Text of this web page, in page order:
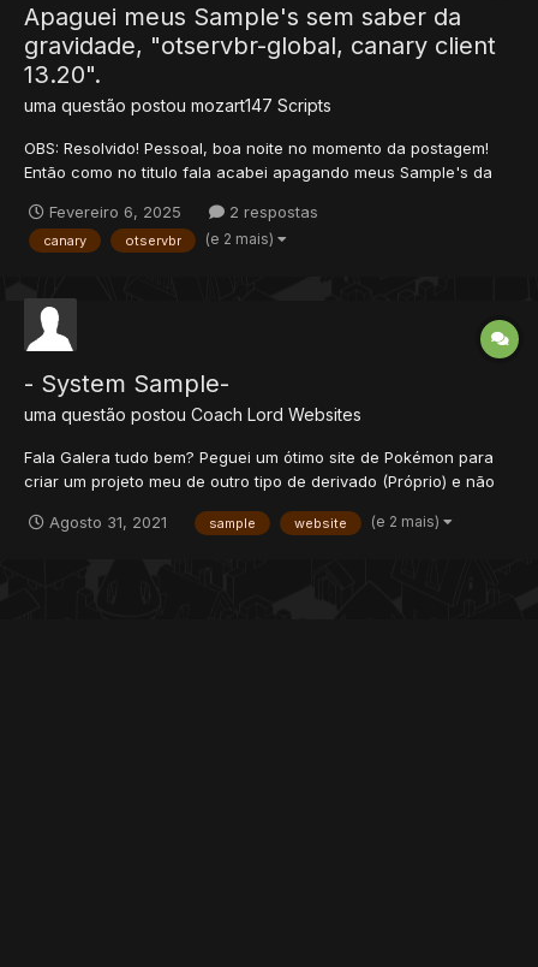
Apaguei meus Sample's sem saber da
gravidade, "otservbr-global, canary client
13.20".
uma questão postou mozart147 Scripts
OBS: Resolvido! Pessoal, boa noite no momento da postagem!
Então como no titulo fala acabei apagando meus Sample's da
retorna-los por meio do SQL, meu servidor é um "otservbr-
global, canary client 13.20" o comando que consegui estruturar
Fevereiro 6, 2025 2 respostas
canary otservbr (e 2 mais)
- System Sample-
uma questão postou Coach Lord Websites
Fala Galera tudo bem? Peguei um ótimo site de Pokémon para
criar um projeto meu de outro tipo de derivado (Próprio) e não
personagens. EXEMPLO: Nele está configurado igual a OTPoke -
Agosto 31, 2021 sample website (e 2 mais)